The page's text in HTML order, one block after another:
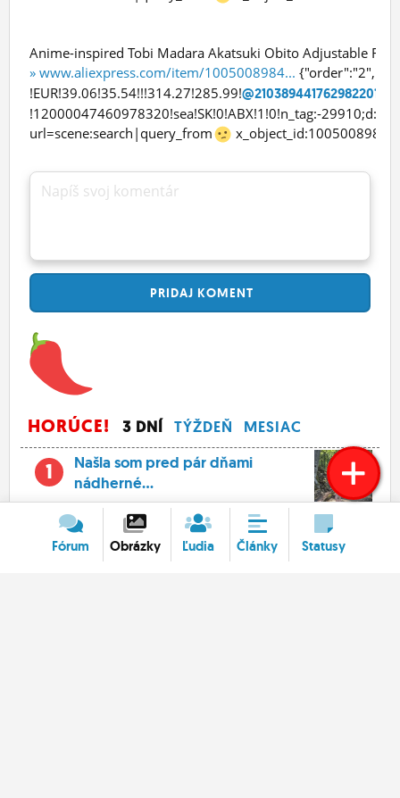
Anime-inspired Tobi Madara Akatsuki Obito Adjustable
» www.aliexpress.com/item/1005008984...
!EUR!39.06!35.54!!!314.27!285.99!
!12000047460978320!sea!SK!0!ABX!1!0!n_tag:-
url=scene:search|query_from
Napíš svoj komentár
PRIDAJ KOMENT
HORÚCE! 3 DNÍ TÝŽDEŇ MESIAC
1
Našla som pred pár dňami
nádherné...
Fórum Obrázky Ľudia Články Statusy